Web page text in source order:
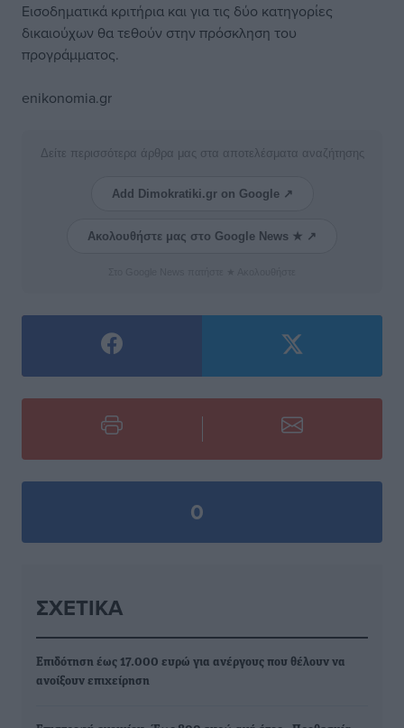
Εισοδηματικά κριτήρια και για τις δύο κατηγορίες
δικαιούχων θα τεθούν στην πρόσκληση του
προγράμματος.
enikonomia.gr
Δείτε περισσότερα άρθρα μας στα αποτελέσματα αναζήτησης
Add Dimokratiki.gr on Google ↗
Ακολουθήστε μας στο Google News ★ ↗
0
ΣΧΕΤΙΚΆ
Επιδότηση έως 17.000 ευρώ για ανέργους που θέλουν να
ανοίξουν επιχείρηση